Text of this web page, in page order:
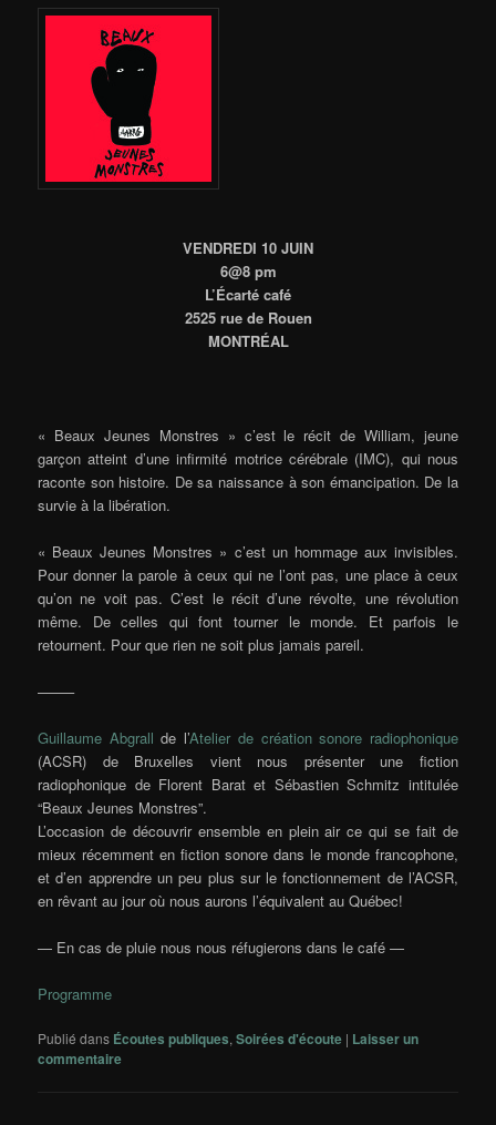
VENDREDI 10 JUIN
6@8 pm
L’Écarté café
2525 rue de Rouen
MONTRÉAL
« Beaux Jeunes Monstres » c’est le récit de William, jeune
garçon atteint d’une infirmité motrice cérébrale (IMC), qui nous
raconte son histoire. De sa naissance à son émancipation. De la
survie à la libération.
« Beaux Jeunes Monstres » c’est un hommage aux invisibles.
Pour donner la parole à ceux qui ne l’ont pas, une place à ceux
qu’on ne voit pas. C’est le récit d’une révolte, une révolution
même. De celles qui font tourner le monde. Et parfois le
retournent. Pour que rien ne soit plus jamais pareil.
——–
Guillaume Abgrall de l’Atelier de création sonore radiophonique
(ACSR) de Bruxelles vient nous présenter une fiction
radiophonique de Florent Barat et Sébastien Schmitz intitulée
“Beaux Jeunes Monstres”.
L’occasion de découvrir ensemble en plein air ce qui se fait de
mieux récemment en fiction sonore dans le monde francophone,
et d’en apprendre un peu plus sur le fonctionnement de l’ACSR,
en rêvant au jour où nous aurons l’équivalent au Québec!
— En cas de pluie nous nous réfugierons dans le café —
Programme
Publié dans Écoutes publiques,Soirées d'écoute | Laisser un
commentaire